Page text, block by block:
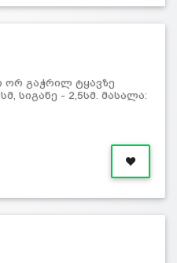
ორ გაჭრილ ტყავზე
სიგანე - 2,5სმ. მასალა: